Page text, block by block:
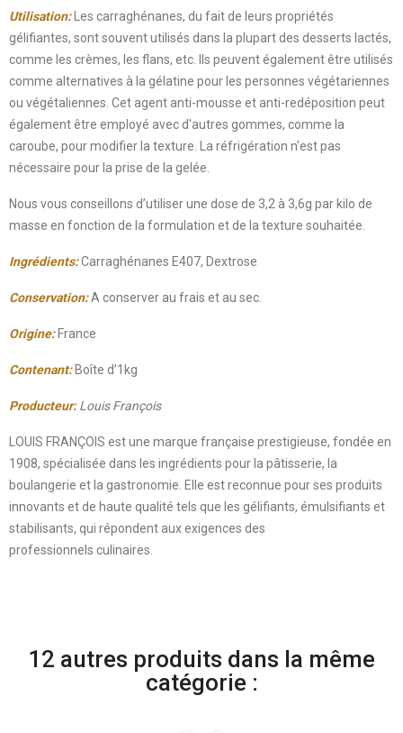
Utilisation:Les carraghénanes, du fait de leurs propriétés
gélifiantes, sont souvent utilisés dans la plupart des desserts lactés,
comme les crèmes, les flans, etc. Ils peuvent également être utilisés
comme alternatives à la gélatine pour les personnes végétariennes
ou végétaliennes. Cet agent anti-mousse et anti-redéposition peut
également être employé avec d'autres gommes, comme la
caroube, pour modifier la texture. La réfrigération n'est pas
nécessaire pour la prise de la gelée.
Nous vous conseillons d’utiliser une dose de 3,2 à 3,6g par kilo de
masse en fonction de la formulation et de la texture souhaitée.
Ingrédients:Carraghénanes E407, Dextrose
Conservation:A conserver au frais et au sec.
Origine:France
Contenant: Boîte d’1kg
Producteur: Louis François
LOUIS FRANÇOIS est une marque française prestigieuse, fondée en
1908, spécialisée dans les ingrédients pour la pâtisserie, la
boulangerie et la gastronomie. Elle est reconnue pour ses produits
innovants et de haute qualité tels que les gélifiants, émulsifiants et
stabilisants, qui répondent aux exigences des
professionnels culinaires.
12 autres produits dans la même
catégorie :